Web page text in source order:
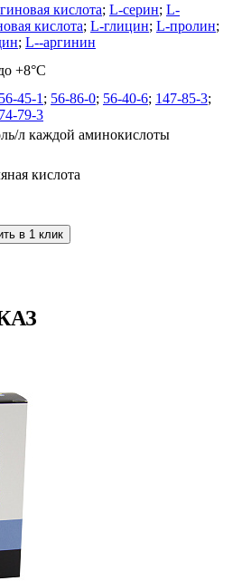
кислота; L-cерин; L-
кислота; L-глицин; L-пролин;
; L--аргинин
+8°С
56-45-1 ; 56-86-0; 56-40-6; 147-85-3;
74-79-3
л каждой аминокислоты
кислота
в 1 клик